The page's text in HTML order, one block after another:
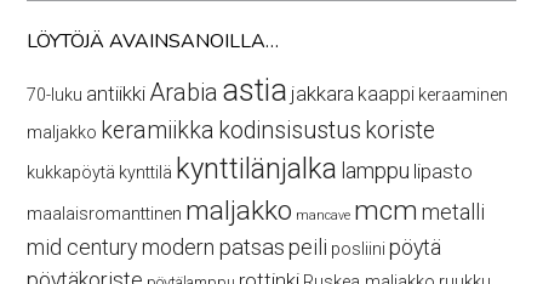
LÖYTÖJÄ AVAINSANOILLA…
70-luku antiikki Arabia astia jakkara kaappi keraaminen
maljakko keramiikka kodinsisustus koriste
kukkapöytä kynttilä kynttilänjalka lamppu lipasto
maalaisromanttinen maljakko mancave mcm metalli
mid century modern patsaspeili posliini pöytä